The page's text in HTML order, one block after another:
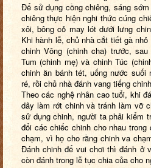
Để sử dụng cồng chiêng, sáng
chiêng thực hiện nghi thức cúng
xôi, bông cỏ may lót dưới lưng
Khi hành lễ, chủ nhà cắt tiết gà
chinh Vông (chinh cha) trước,
Tum (chinh mẹ) và chinh Túc
chinh ăn bánh tét, uống nước suối
ré, rồi chủ nhà đánh vang tiếng
Theo các nghệ nhân cao tuổi, khi
dây làm rớt chinh và tránh làm vỡ
sử dụng chinh, người ta phải kiểm
đổi các chiếc chinh cho nhau
chạm, vì họ cho rằng chinh va
Đánh chinh để vui chơi thì đánh ở
còn đánh trong lễ tục chia của cho